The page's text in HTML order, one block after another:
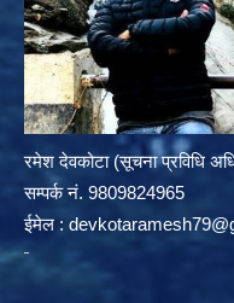
रमेश देवकोटा (सूचना प्रविधि
सम्पर्क न‌ं. 9809824965
ईमेल :